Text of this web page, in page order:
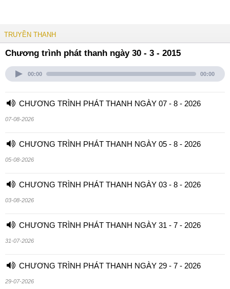
TRUYỀN THANH
Chương trình phát thanh ngày 30 - 3 - 2015
00:00 00:00
CHƯƠNG TRÌNH PHÁT THANH NGÀY 07 - 8 - 2026
07-08-2026
CHƯƠNG TRÌNH PHÁT THANH NGÀY 05 - 8 - 2026
05-08-2026
CHƯƠNG TRÌNH PHÁT THANH NGÀY 03 - 8 - 2026
03-08-2026
CHƯƠNG TRÌNH PHÁT THANH NGÀY 31 - 7 - 2026
31-07-2026
CHƯƠNG TRÌNH PHÁT THANH NGÀY 29 - 7 - 2026
29-07-2026